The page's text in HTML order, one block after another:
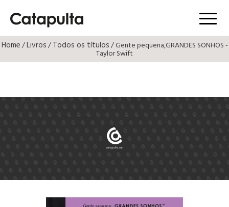
Menú
Home/Livros/Todos os títulos/ Gente pequena,GRANDES SONHOS -
Taylor Swift